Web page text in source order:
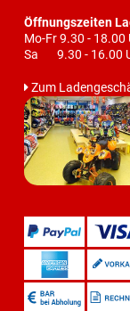
Öffnungszeiten
Mo-Fr 9.30 - 18.00
Sa 9.30 - 16.00
Zum